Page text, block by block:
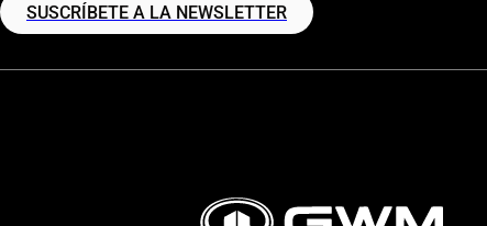
SUSCRÍBETE A LA NEWSLETTER